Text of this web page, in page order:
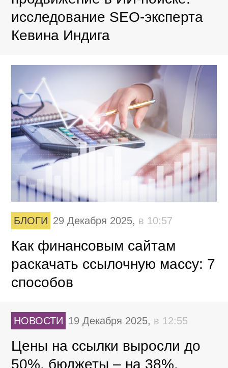
исследование SEO-эксперта
Кевина Индига
БЛОГИ 29 Декабря 2025, в 10:57
Как финансовым сайтам
раскачать ссылочную массу: 7
способов
НОВОСТИ 19 Декабря 2025, в 12:55
Цены на ссылки выросли до
50%, бюджеты – на 38%.